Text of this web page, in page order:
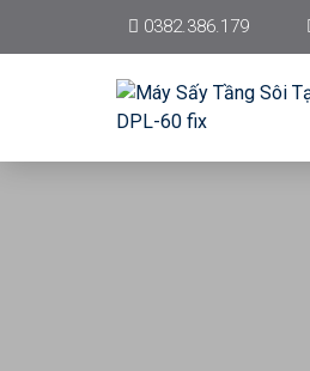
0382.386.179